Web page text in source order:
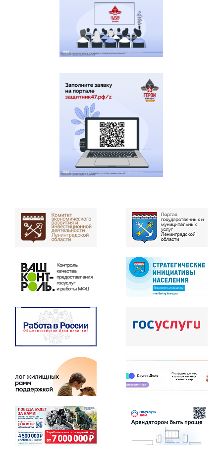
сложившегося в Ленинградской
Государственная услуга по выдаче
сертификата на
предельном размере стоимости
не более пятисот тысяч рублей
Информирование об оказании
бесплатной юридической
помощи членам семей участников
специальной военной операции
Государственная услуга по
предоставлению
собственность бесплатно
Информирование о порядке
социальной поддержки: "Выплата
единовременной материальной
помощи участникам специальной
военной операции, получившим
увечье (ранение, контузию,
травму) при выполнении задач в
ходе специальной военной
операции, имевшим место
Свердловского городского
поселения Всеволожского
муниципального района
момент получения увечья
(ранения, контузии, травмы) или
убывшим на военную службу с